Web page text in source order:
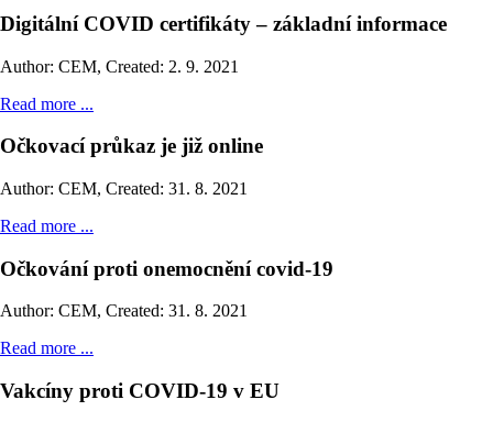
Digitální COVID certifikáty – základní informace
Author: CEM, Created: 2. 9. 2021
Read more ...
Očkovací průkaz je již online
Author: CEM, Created: 31. 8. 2021
Read more ...
Očkování proti onemocnění covid-19
Author: CEM, Created: 31. 8. 2021
Read more ...
Vakcíny proti COVID-19 v EU